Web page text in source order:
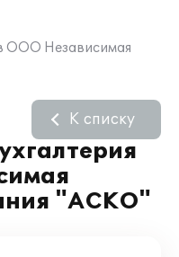
ООО Независимая
"АСКО"
К списку